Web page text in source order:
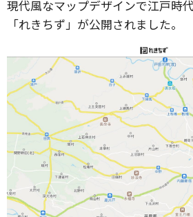
現代風なマップデザインで江戸時
「れきちず」が公開されました。